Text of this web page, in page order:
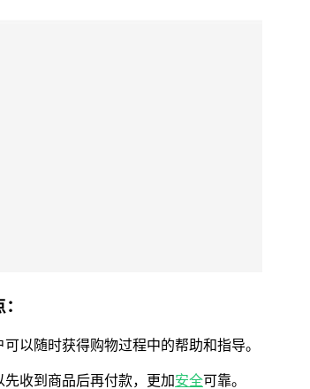
以随时获得购物过程中的帮助和指导。
收到商品后再付款，更加安全可靠。